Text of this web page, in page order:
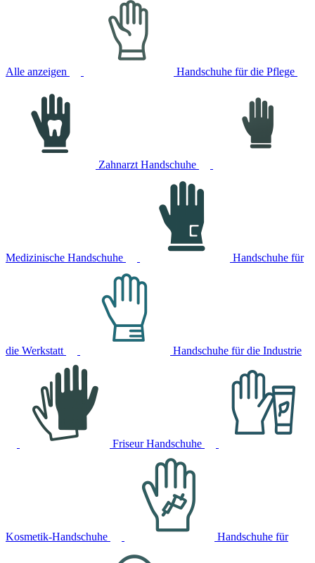
Alle anzeigen Handschuhe für die Pflege
Zahnarzt Handschuhe
Medizinische Handschuhe Handschuhe für
die Werkstatt Handschuhe für die Industrie
Friseur Handschuhe
Kosmetik-Handschuhe Handschuhe für